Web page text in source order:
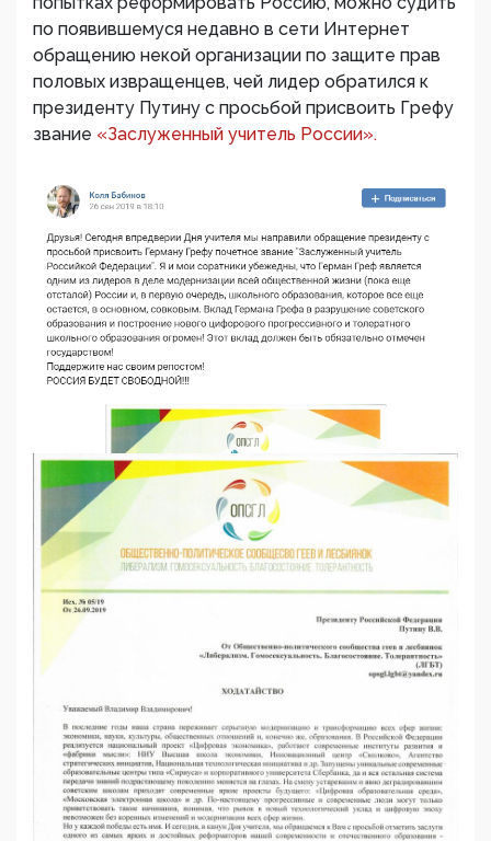
по появившемуся недавно в сети Интернет
обращению некой организации по защите прав
половых извращенцев, чей лидер обратился к
президенту Путину с просьбой присвоить Грефу
звание «Заслуженный учитель России».